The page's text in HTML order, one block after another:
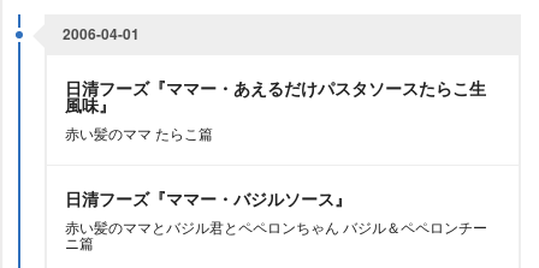
2006-04-01
日清フーズ『ママー・あえるだけパスタソースたらこ生
風味』
赤い髪のママ たらこ篇
日清フーズ『ママー・バジルソース』
赤い髪のママとバジル君とペペロンちゃん バジル＆ペペロンチー
ニ篇